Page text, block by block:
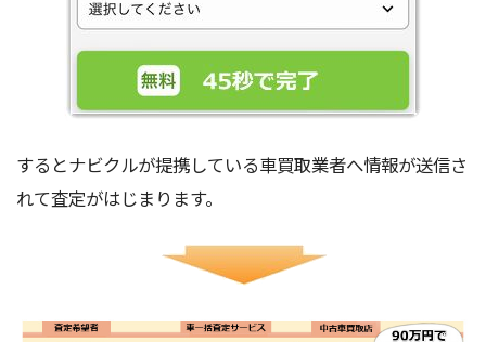
するとナビクルが提携している車買取業者へ情報が送信さ
れて査定がはじまります。